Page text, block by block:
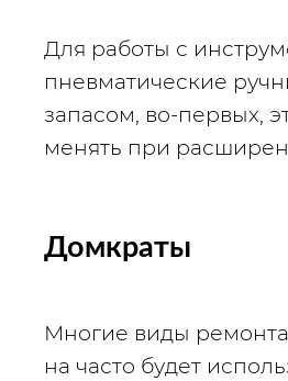
Для работы с
пневматические
запасом, во-первых,
менять при
Домкраты
Многие виды
на часто будет